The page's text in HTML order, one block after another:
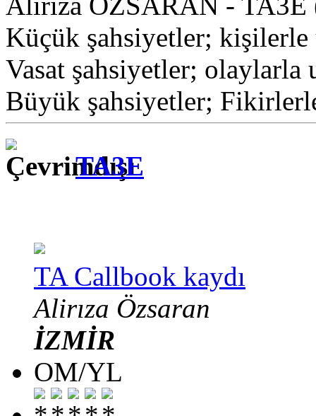
Küçük şahsiyetler; kişilerle
Vasat şahsiyetler; olaylarla
Büyük şahsiyetler;
TA3E
TA Callbook kaydı
Alirıza Özsaran
İZMİR
OM/YL